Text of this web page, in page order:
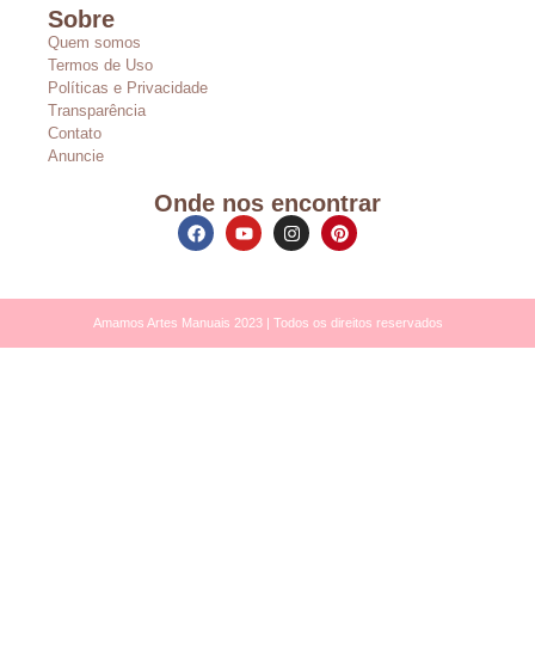
Sobre
Quem somos
Termos de Uso
Políticas e Privacidade
Transparência
Contato
Anuncie
Onde nos encontrar
Amamos Artes Manuais 2023 | Todos os direitos reservados